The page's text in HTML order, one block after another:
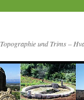
Topographie und Trims –